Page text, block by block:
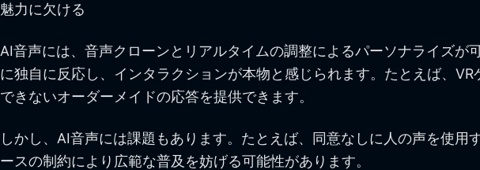
魅力に欠ける
AI音声には、音声クローンとリアルタイムの調整によるパーソナライズ
に独自に反応し、インタラクションが本物と感じられます。たとえば、
できないオーダーメイドの応答を提供できます。
しかし、AI音声には課題もあります。たとえば、同意なしに人の声を使
ースの制約により広範な普及を妨げる可能性があります。